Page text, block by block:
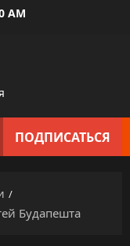
AM
ПОДПИСАТЬСЯ
Будапешта